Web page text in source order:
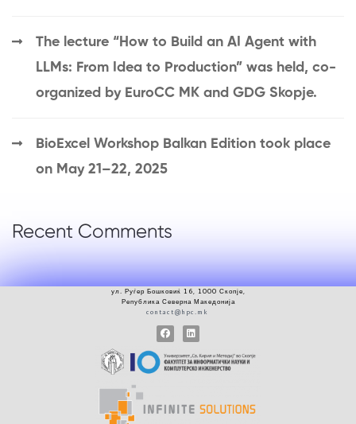
The lecture “How to Build an AI Agent with
LLMs: From Idea to Production” was held, co-
organized by EuroCC MK and GDG Skopje.
BioExcel Workshop Balkan Edition took place
on May 21–22, 2025
Recent Comments
ул. Руѓер Бошковиќ 16, 1000 Скопје,
Република Северна Македонија
contact@hpc.mk